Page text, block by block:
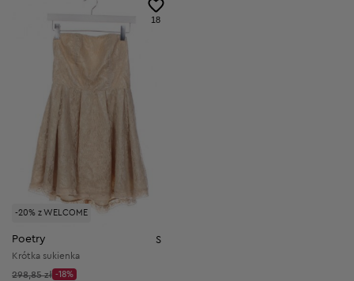
-20% z WELCOME
18
Poetry S
Krótka sukienka
Cena początkowa:
298,85 zł -18%